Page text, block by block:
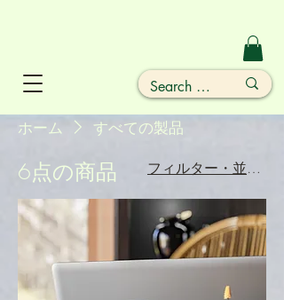
ホーム すべての製品
6点の商品 フィルター・並び替え